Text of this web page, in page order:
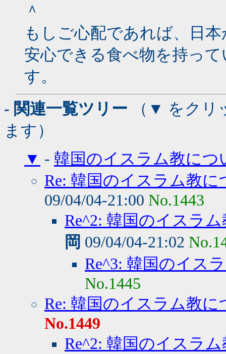
＾
もしご心配であれば、日
安心できる食べ物を持っ
す。
- 関連一覧ツリー （▼ をクリ
ます）
▼ - 韓国のイスラム教につ
Re: 韓国のイスラム教に
09/04/04-21:00 No.1443
Re^2: 韓国のイスラ
岡 09/04/04-21:02
Re^3: 韓国のイス
No.1445
Re: 韓国のイスラム教に
No.1449
Re^2: 韓国のイスラ